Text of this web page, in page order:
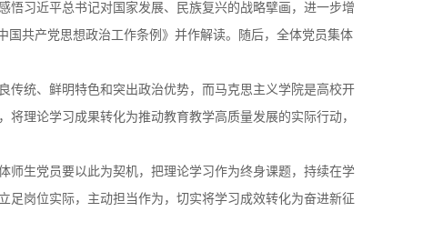
悟习近平总书记对国家发展、民族复兴的战略擘画，进一步增
共产党思想政治工作条例》并作解读。随后，全体党员集体
传统、鲜明特色和突出政治优势，而马克思主义学院是高校开
理论学习成果转化为推动教育教学高质量发展的实际行动，
师生党员要以此为契机，把理论学习作为终身课题，持续在学
岗位实际，主动担当作为，切实将学习成效转化为奋进新征